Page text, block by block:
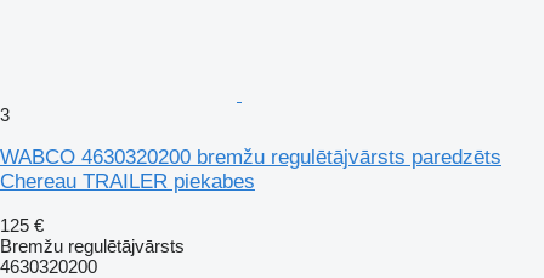
3
WABCO 4630320200 bremžu regulētājvārsts paredzēts
Chereau TRAILER piekabes
125 €
Bremžu regulētājvārsts
4630320200